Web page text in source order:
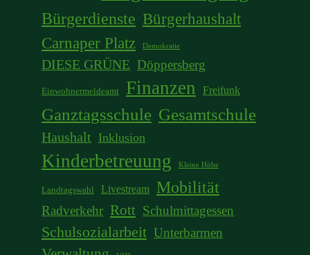
Bürgerdienste Bürgerhaushalt
Carnaper Platz
Demokratie
DIESE GRÜNE Döppersberg
Einwohnermeldeamt Finanzen Freifunk
Ganztagsschule Gesamtschule
Haushalt Inklusion
Kinderbetreuung Kleine Höhe
Landtagswahl Livestream Mobilität
Radverkehr Rott Schulmittagessen
Schulsozialarbeit Unterbarmen